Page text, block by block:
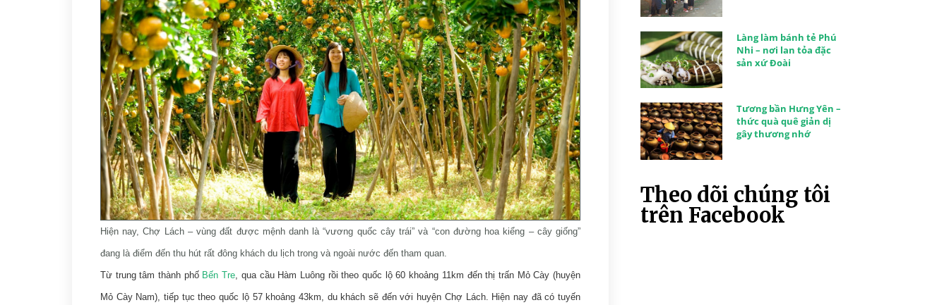
Hiện nay, Chợ Lách – vùng đất được mệnh danh là “vương quốc cây trái” và “con đường hoa kiểng – cây giống”
đang là điểm đến thu hút rất đông khách du lịch trong và ngoài nước đến tham quan.
Từ trung tâm thành phố Bến Tre, qua cầu Hàm Luông rồi theo quốc lộ 60 khoảng 11km đến thị trấn Mỏ Cày (huyện
Mỏ Cày Nam), tiếp tục theo quốc lộ 57 khoảng 43km, du khách sẽ đến với huyện Chợ Lách. Hiện nay đã có tuyến
Làng làm bánh tẻ Phú
Nhi – nơi lan tỏa đặc
sản xứ Đoài
Tương bần Hưng Yên –
thức quà quê giản dị
gây thương nhớ
Theo dõi chúng tôi
trên Facebook